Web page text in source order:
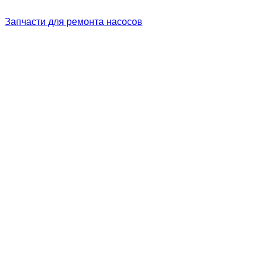
Запчасти для ремонта насосов